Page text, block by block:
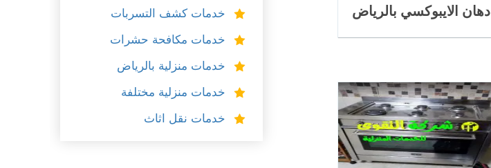
دهان الايبوكسي بالرياض
خدمات كشف التسربات
خدمات مكافحة حشرات
خدمات منزلية بالرياض
خدمات منزلية مختلفة
خدمات نقل اثاث